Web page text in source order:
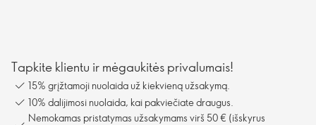
Tapkite klientu ir mėgaukitės privalumais!
15% grįžtamoji nuolaida už kiekvieną užsakymą.
10% dalijimosi nuolaida, kai pakviečiate draugus.
Nemokamas pristatymas užsakymams virš 50 € (išskyrus